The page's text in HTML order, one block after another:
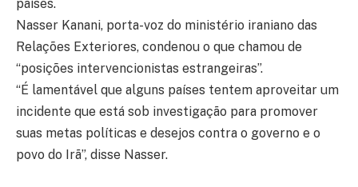
países.
Nasser Kanani, porta-voz do ministério iraniano das
Relações Exteriores, condenou o que chamou de
“posições intervencionistas estrangeiras”.
“É lamentável que alguns países tentem aproveitar um
incidente que está sob investigação para promover
suas metas políticas e desejos contra o governo e o
povo do Irã”, disse Nasser.